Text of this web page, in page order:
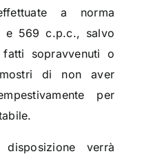
a norma
569 c.p.c., salvo
sopravvenuti o
di non aver
per
verrà